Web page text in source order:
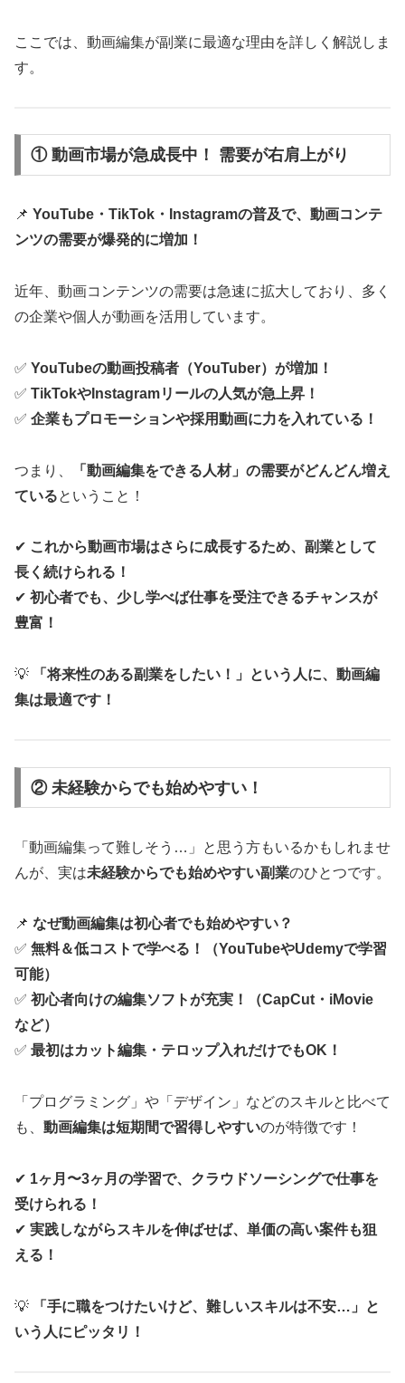
ここでは、動画編集が副業に最適な理由を詳しく解説しま
す。
① 動画市場が急成長中！ 需要が右肩上がり
📌 YouTube・TikTok・Instagramの普及で、動画コンテ
ンツの需要が爆発的に増加！
近年、動画コンテンツの需要は急速に拡大しており、多く
の企業や個人が動画を活用しています。
✅ YouTubeの動画投稿者（YouTuber）が増加！
✅ TikTokやInstagramリールの人気が急上昇！
✅ 企業もプロモーションや採用動画に力を入れている！
つまり、
「動画編集をできる人材」の需要がどんどん増え
ているということ！
✔ これから動画市場はさらに成長するため、副業として
長く続けられる！
✔ 初心者でも、少し学べば仕事を受注できるチャンスが
豊富！
💡
「将来性のある副業をしたい！」という人に、動画編
集は最適です！
② 未経験からでも始めやすい！
「動画編集って難しそう…」と思う方もいるかもしれませ
んが、実は未経験からでも始めやすい副業のひとつです。
📌 なぜ動画編集は初心者でも始めやすい？
✅ 無料＆低コストで学べる！（YouTubeやUdemyで学習
可能）
✅ 初心者向けの編集ソフトが充実！（CapCut・iMovie
など）
✅ 最初はカット編集・テロップ入れだけでもOK！
「プログラミング」や「デザイン」などのスキルと比べて
も、 動画編集は短期間で習得しやすいのが特徴です！
✔ 1ヶ月〜3ヶ月の学習で、クラウドソーシングで仕事を
受けられる！
✔ 実践しながらスキルを伸ばせば、単価の高い案件も狙
える！
💡
「手に職をつけたいけど、難しいスキルは不安…」と
いう人にピッタリ！